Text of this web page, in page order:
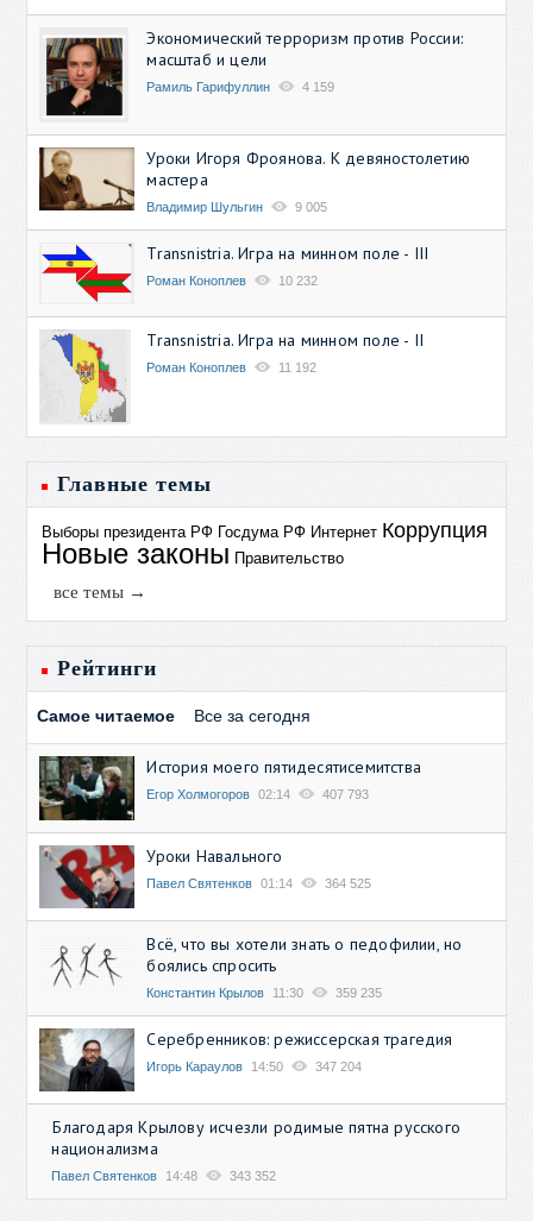
Экономический терроризм против России:
масштаб и цели
Рамиль Гарифуллин 4 159
Уроки Игоря Фроянова. К девяностолетию
мастера
Владимир Шульгин 9 005
Transnistria. Игра на минном поле - III
Роман Коноплев 10 232
Transnistria. Игра на минном поле - II
Роман Коноплев 11 192
Главные темы
Выборы президента РФ Госдума РФ Интернет Коррупция
Новые законы Правительство
все темы →
Рейтинги
Самое читаемое Все за сегодня
История моего пятидесятисемитства
Егор Холмогоров 02:14 407 793
Уроки Навального
Павел Святенков 01:14 364 525
Всё, что вы хотели знать о педофилии, но
боялись спросить
Константин Крылов 11:30 359 235
Серебренников: режиссерская трагедия
Игорь Караулов 14:50 347 204
Благодаря Крылову исчезли родимые пятна русского
национализма
Павел Святенков 14:48 343 352